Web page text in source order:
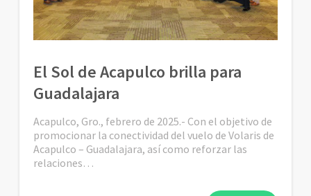
El Sol de Acapulco brilla para
Guadalajara
Acapulco, Gro., febrero de 2025.- Con el objetivo de
promocionar la conectividad del vuelo de Volaris de
Acapulco – Guadalajara, así como reforzar las
relaciones…